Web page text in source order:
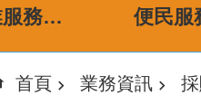
企業服務廉政平台 便民服
首頁 業務資訊